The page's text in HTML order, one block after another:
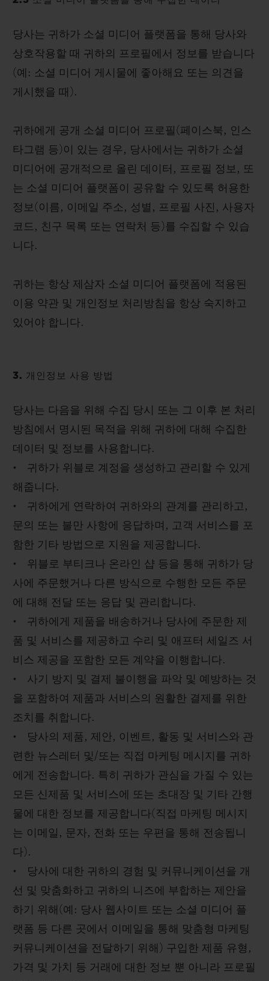
당사는 귀하가 소셜 미디어 플랫폼을 통해 당사와
상호작용할 때 귀하의 프로필에서 정보를 받습니다
(예: 소셜 미디어 게시물에 좋아해요 또는 의견을
게시했을 때).
귀하에게 공개 소셜 미디어 프로필(페이스북, 인스
타그램 등)이 있는 경우, 당사에서는 귀하가 소셜
미디어에 공개적으로 올린 데이터, 프로필 정보, 또
는 소셜 미디어 플랫폼이 공유할 수 있도록 허용한
정보(이름, 이메일 주소, 성별, 프로필 사진, 사용자
코드, 친구 목록 또는 연락처 등)를 수집할 수 있습
니다.
귀하는 항상 제삼자 소셜 미디어 플랫폼에 적용된
이용 약관 및 개인정보 처리방침을 항상 숙지하고
있어야 합니다.
3. 개인정보 사용 방법
당사는 다음을 위해 수집 당시 또는 그 이후 본 처리
방침에서 명시된 목적을 위해 귀하에 대해 수집한
데이터 및 정보를 사용합니다.
• 귀하가 위블로 계정을 생성하고 관리할 수 있게
해줍니다.
• 귀하에게 연락하여 귀하와의 관계를 관리하고,
문의 또는 불만 사항에 응답하며, 고객 서비스를 포
함한 기타 방법으로 지원을 제공합니다.
• 위블로 부티크나 온라인 샵 등을 통해 귀하가 당
사에 주문했거나 다른 방식으로 수행한 모든 주문
에 대해 전달 또는 응답 및 관리합니다.
• 귀하에게 제품을 배송하거나 당사에 주문한 제
품 및 서비스를 제공하고 수리 및 애프터 세일즈 서
비스 제공을 포함한 모든 계약을 이행합니다.
• 사기 방지 및 결제 불이행을 파악 및 예방하는 것
을 포함하여 제품과 서비스의 원활한 결제를 위한
조치를 취합니다.
• 당사의 제품, 제안, 이벤트, 활동 및 서비스와 관
련한 뉴스레터 및/또는 직접 마케팅 메시지를 귀하
에게 전송합니다. 특히 귀하가 관심을 가질 수 있는
모든 신제품 및 서비스에 또는 초대장 및 기타 간행
물에 대한 정보를 제공합니다(직접 마케팅 메시지
는 이메일, 문자, 전화 또는 우편을 통해 전송됩니
다).
• 당사에 대한 귀하의 경험 및 커뮤니케이션을 개
선 및 맞춤화하고 귀하의 니즈에 부합하는 제안을
하기 위해(예: 당사 웹사이트 또는 소셜 미디어 플
랫폼 등 다른 곳에서 이메일을 통해 맞춤형 마케팅
커뮤니케이션을 전달하기 위해) 구입한 제품 유형,
가격 및 가치 등 거래에 대한 정보 뿐 아니라 프로필